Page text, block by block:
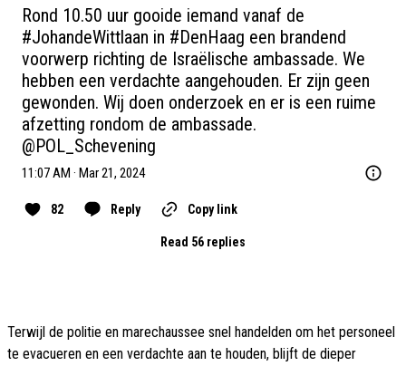
#JohandeWittlaan in #DenHaag een brandend
voorwerp richting de Israëlische ambassade. We
hebben een verdachte aangehouden. Er zijn geen
gewonden. Wij doen onderzoek en er is een ruime
@POL_Schevening
11:07 AM · Mar 21, 2024
82 Reply Copy link
Read 56 replies
Terwijl de politie en marechaussee snel handelden om het personeel
te evacueren en een verdachte aan te houden, blijft de dieper